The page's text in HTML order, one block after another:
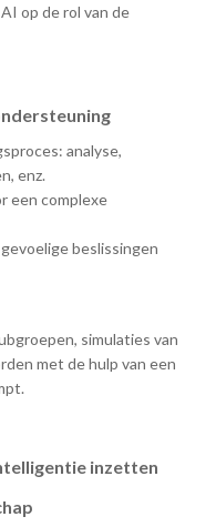
op de rol van de
analyse,
enz.
een complexe
beslissingen
simulaties van
met de hulp van een
inzetten